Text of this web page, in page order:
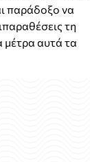
παράδοξο να
τη
μέτρα αυτά τα